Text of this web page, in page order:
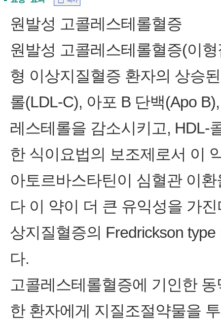
원발성 고콜레스테롤혈증
원발성 고콜레스테롤혈증(이
형 이상지질혈증 환자의 상승
롤(LDL-C), 아포 B 단백(Apo
레스테롤을 감소시키고, HDL-
한 식이요법의 보조제로서 이
아토르바스타틴이 심혈관 이
다 이 약이 더 큰 유익성을 가
상지질혈증의 Fredrickson
다.
고콜레스테롤혈증에 기인한
한 환자에게 지질조절약물을